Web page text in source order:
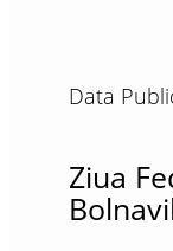
Data
Ziua